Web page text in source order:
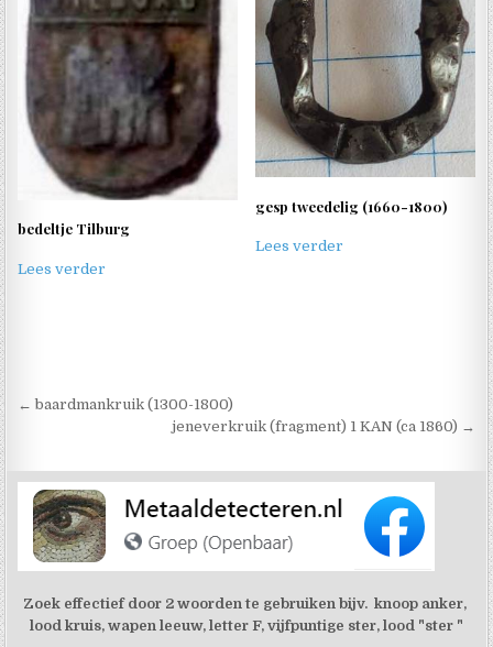
bedeltje Tilburg
Lees verder
gesp tweedelig (1660-1800)
Lees verder
Berichtnavigatie
← baardmankruik (1300-1800)
jeneverkruik (fragment) 1 KAN (ca 1860) →
Zoek effectief door 2 woorden te gebruiken bijv. knoop anker,
lood kruis, wapen leeuw, letter F, vijfpuntige ster, lood "ster "